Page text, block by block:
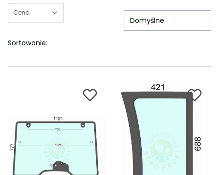
Cena
Sortowanie:
Domyślne